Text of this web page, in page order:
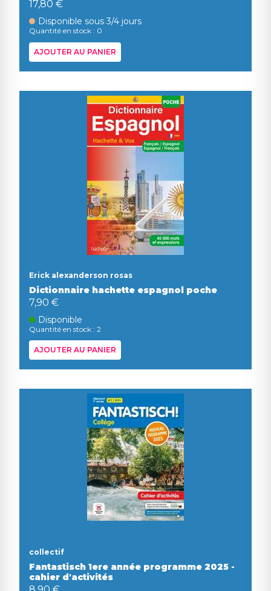
17,80 €
Disponible sous 3/4 jours
Quantité en stock : 0
AJOUTER AU PANIER
Erick alexanderson rosas
Dictionnaire hachette espagnol poche
7,90 €
Disponible
Quantité en stock : 2
AJOUTER AU PANIER
collectif
Fantastisch 1ere année programme 2025 -
cahier d'activités